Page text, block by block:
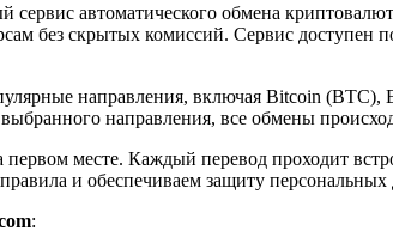
сервис автоматического обмена
без скрытых комиссий. Сервис доступен
направления, включая Bitcoin
направления, все обмены
первом месте. Каждый перевод проходит
и обеспечиваем защиту персональных
: